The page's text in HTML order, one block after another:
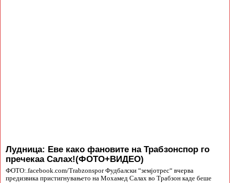
Лудница: Еве како фановите на Трабзонспор го
пречекаа Салах!(ФОТО+ВИДЕО)
ФОТО:.facebook.com/Trabzonspor Фудбалски “земјотрес“ вчерва
предизвика пристигнувањето на Мохамед Салах во Трабзон каде беше